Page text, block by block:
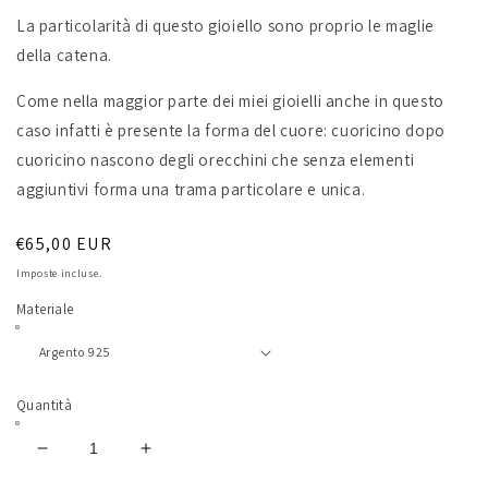
La particolarità di questo gioiello sono proprio le maglie
della catena.
Come nella maggior parte dei miei gioielli anche in questo
caso infatti è presente la forma del cuore: cuoricino dopo
cuoricino nascono degli orecchini che senza elementi
aggiuntivi forma una trama particolare e unica.
Prezzo
di
€65,00 EUR
Imposte incluse.
Materiale
Quantità
Diminuisci
Aumenta